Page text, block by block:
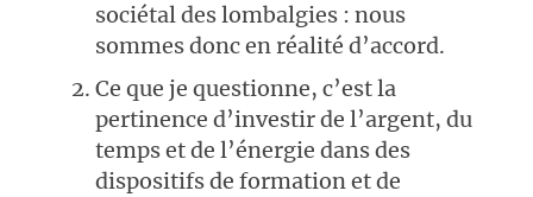
sociétal des lombalgies : nous
sommes donc en réalité d’accord.
Ce que je questionne, c’est la
pertinence d’investir de l’argent, du
temps et de l’énergie dans des
dispositifs de formation et de